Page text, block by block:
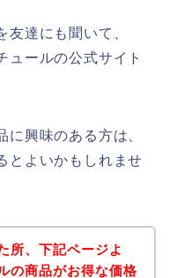
友達にも聞いて、
ュールの公式サイト
興味のある方は、
とよいかもしれませ
所、下記ページよ
の商品がお得な価格